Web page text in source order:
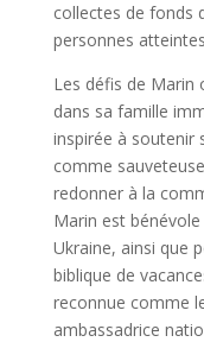
collectes de fonds
personnes
Les défis de Marin
dans sa famille
inspirée à soutenir
comme
redonner à la
Marin est
Ukraine, ainsi que
biblique de
reconnue comme
ambassadrice